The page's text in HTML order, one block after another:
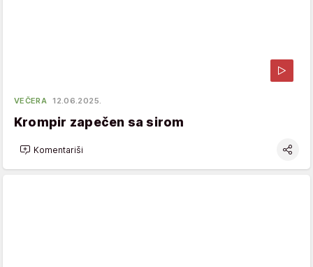
VEČERA 12.06.2025.
Krompir zapečen sa sirom
Komentariši